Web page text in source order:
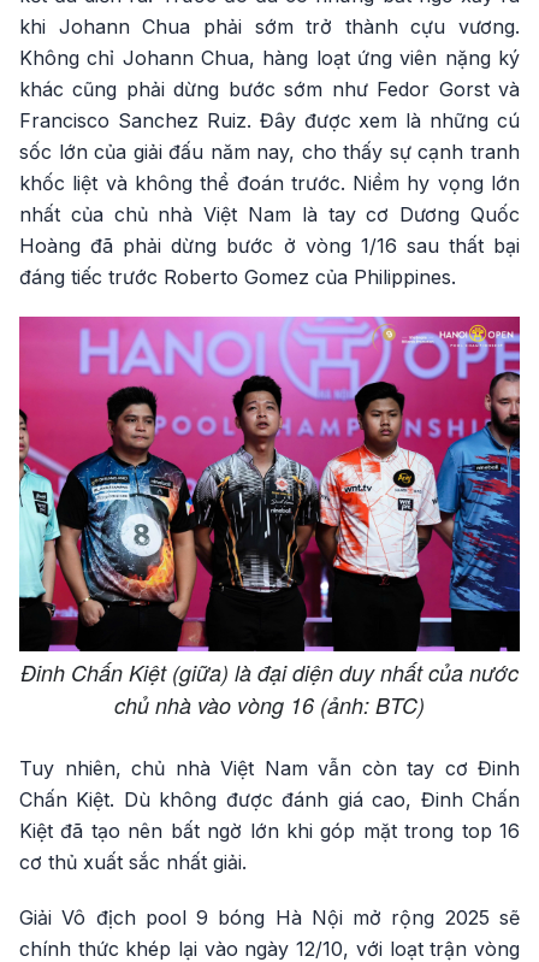
khi Johann Chua phải sớm trở thành cựu vương.
Không chỉ Johann Chua, hàng loạt ứng viên nặng ký
khác cũng phải dừng bước sớm như Fedor Gorst và
Francisco Sanchez Ruiz. Đây được xem là những cú
sốc lớn của giải đấu năm nay, cho thấy sự cạnh tranh
khốc liệt và không thể đoán trước. Niềm hy vọng lớn
nhất của chủ nhà Việt Nam là tay cơ Dương Quốc
Hoàng đã phải dừng bước ở vòng 1/16 sau thất bại
đáng tiếc trước Roberto Gomez của Philippines.
Đinh Chấn Kiệt (giữa) là đại diện duy nhất của nước
chủ nhà vào vòng 16 (ảnh: BTC)
Tuy nhiên, chủ nhà Việt Nam vẫn còn tay cơ Đinh
Chấn Kiệt. Dù không được đánh giá cao, Đinh Chấn
Kiệt đã tạo nên bất ngờ lớn khi góp mặt trong top 16
cơ thủ xuất sắc nhất giải.
Giải Vô địch pool 9 bóng Hà Nội mở rộng 2025 sẽ
chính thức khép lại vào ngày 12/10, với loạt trận vòng